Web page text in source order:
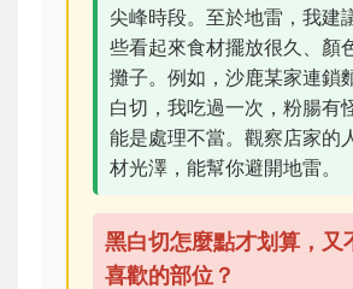
尖峰時段。至於地雷，我建
些看起來食材擺放很久、顏
攤子。例如，沙鹿某家連鎖
白切，我吃過一次，粉腸有
能是處理不當。觀察店家的
材光澤，能幫你避開地雷。
黑白切怎麼點才划算，又
喜歡的部位？